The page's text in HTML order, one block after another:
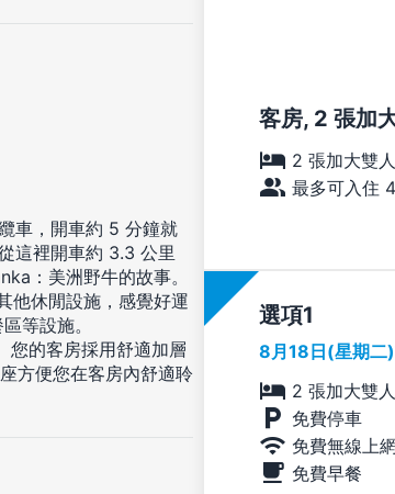
客房, 2 張加
2 張加大雙
最多可入住
選項
8月18日(星期二
2 張加大雙
免費停車
免費無線上網
免費早餐
車，開車約 5 分鐘就
這裡開車約 3.3 公里
：美洲野牛的故事。
他休閒設施，感覺好運
等設施。
您的客房採用舒適加層
方便您在客房內舒適聆